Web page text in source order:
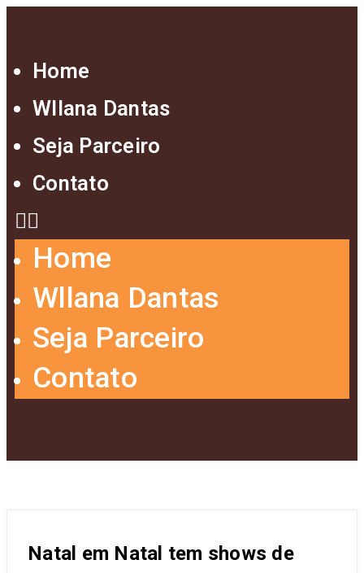
Home
Wllana Dantas
Seja Parceiro
Contato
Home
Wllana Dantas
Seja Parceiro
Contato
Natal em Natal tem shows de